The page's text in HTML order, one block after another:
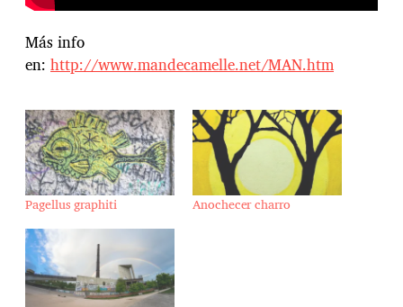
Más info
en: http://www.mandecamelle.net/MAN.htm
Pagellus graphiti Anochecer charro